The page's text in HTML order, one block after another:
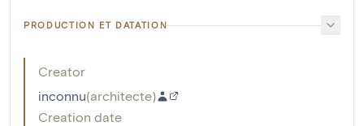
PRODUCTION ET DATATION
Creator
inconnu(architecte)
Creation date